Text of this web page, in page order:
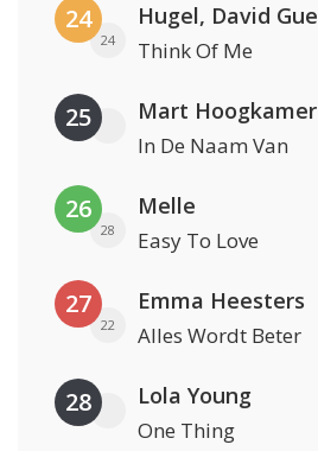
24
24 Think Of Me
25 Mart Hoogkamer
In De Naam Van
26
28
Melle
Easy To Love
27
22
Emma Heesters
Alles Wordt Beter
28 Lola Young
One Thing